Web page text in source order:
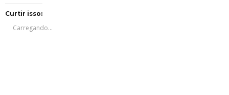
em
janela) janela)
Curtir isso:
Carregando...